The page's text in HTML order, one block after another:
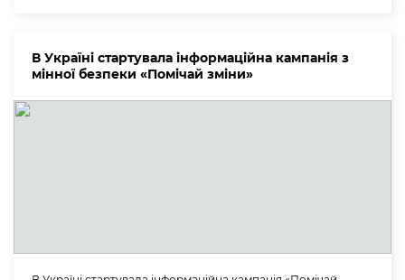
В Україні стартувала інформаційна кампанія з
мінної безпеки «Помічай зміни»